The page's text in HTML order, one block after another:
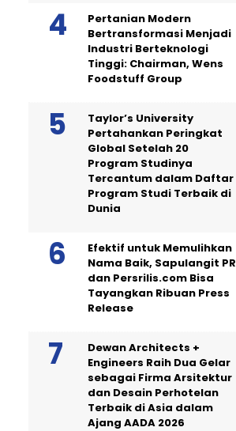
Pertanian Modern
Bertransformasi Menjadi
Industri Berteknologi
Tinggi: Chairman, Wens
Foodstuff Group
Taylor’s University
Pertahankan Peringkat
Global Setelah 20
Program Studinya
Tercantum dalam Daftar
Program Studi Terbaik di
Dunia
Efektif untuk Memulihkan
Nama Baik, Sapulangit PR
dan Persrilis.com Bisa
Tayangkan Ribuan Press
Release
Dewan Architects +
Engineers Raih Dua Gelar
sebagai Firma Arsitektur
dan Desain Perhotelan
Terbaik di Asia dalam
Ajang AADA 2026